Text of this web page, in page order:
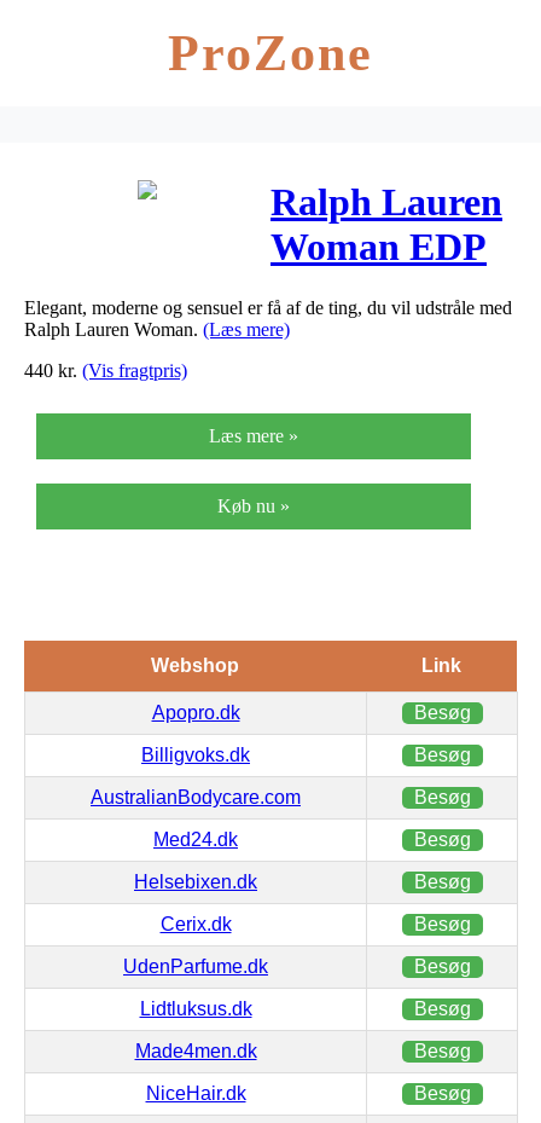
ProZone
Ralph Lauren
Woman EDP
(30 ml)
Elegant, moderne og sensuel er få af de ting, du vil udstråle med
Ralph Lauren Woman. (Læs mere)
440 kr. (Vis fragtpris)
Læs mere »
Køb nu »
Webshop Link
Apopro.dk Besøg
Billigvoks.dk Besøg
AustralianBodycare.com Besøg
Med24.dk Besøg
Helsebixen.dk Besøg
Cerix.dk Besøg
UdenParfume.dk Besøg
Lidtluksus.dk Besøg
Made4men.dk Besøg
NiceHair.dk Besøg